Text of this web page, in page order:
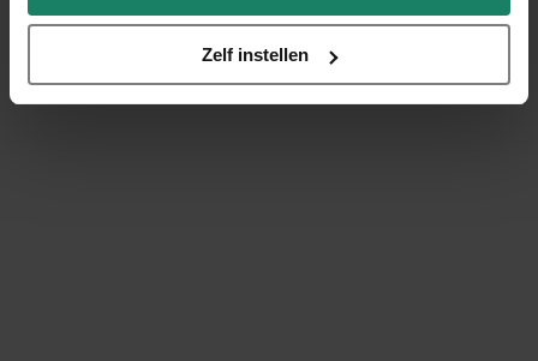
Zelf instellen